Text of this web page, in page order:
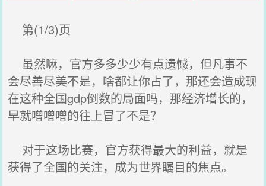
第(1/3)页
虽然嘛，官方多多少少有点遗憾，但凡事不
会尽善尽美不是，啥都让你占了，那还会造成现
在这种全国gdp倒数的局面吗，那经济增长的，
早就噌噌噌的往上冒了不是？
对于这场比赛，官方获得最大的利益，就是
获得了全国的关注，成为世界瞩目的焦点。